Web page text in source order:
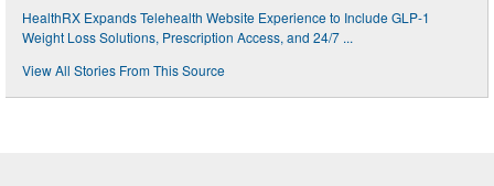
HealthRX Expands Telehealth Website Experience to Include GLP-1
Weight Loss Solutions, Prescription Access, and 24/7 ...
View All Stories From This Source